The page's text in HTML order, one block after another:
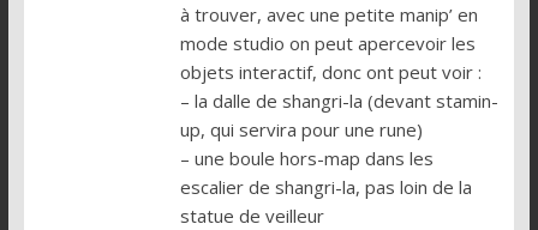
à trouver, avec une petite manip’ en
mode studio on peut apercevoir les
objets interactif, donc ont peut voir :
– la dalle de shangri-la (devant stamin-
up, qui servira pour une rune)
– une boule hors-map dans les
escalier de shangri-la, pas loin de la
statue de veilleur